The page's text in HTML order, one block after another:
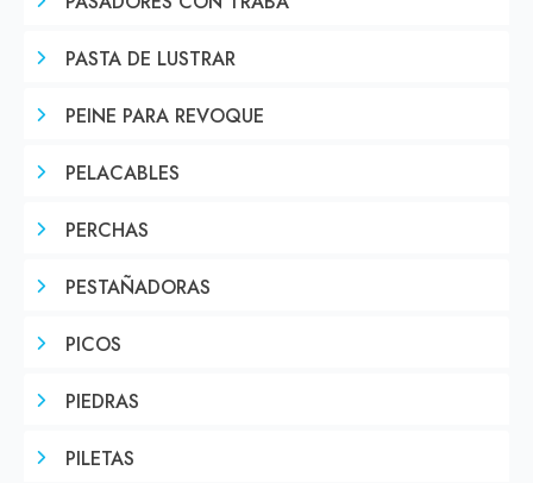
PASTA DE LUSTRAR
PEINE PARA REVOQUE
PELACABLES
PERCHAS
PESTAÑADORAS
PICOS
PIEDRAS
PILETAS